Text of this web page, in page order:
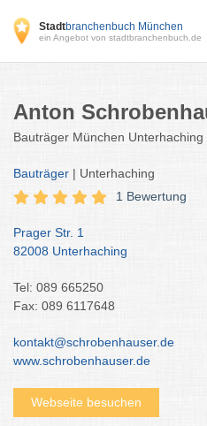
Stadtbranchenbuch München
ein Angebot von stadtbranchenbuch.de
Anton
Bauträger München Unterhaching
Bauträger | Unterhaching
1 Bewertung
Prager Str. 1
82008 Unterhaching
Tel: 089 665250
Fax: 089 6117648
kontakt@schrobenhauser.de
www.schrobenhauser.de
Webseite besuchen